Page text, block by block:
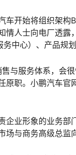
车开始将组织架
情人士向电厂透
中心）、产品规划
与服务体系，会
原职。小鹏汽车
企业形象的业务
场与商务高级总监